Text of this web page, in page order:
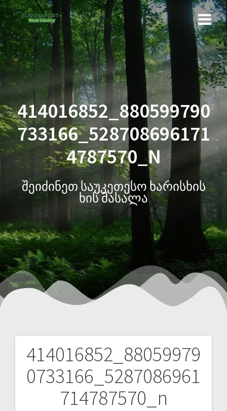
414016852_880599790
733166_528708696171
4787570_N
შეიძინეთ საუკეთესო ხარისხის
ხის მასალა
414016852_88059979
0733166_5287086961
714787570_n